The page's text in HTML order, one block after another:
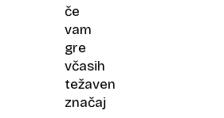
če
vam
gre
včasih
težaven
značaj